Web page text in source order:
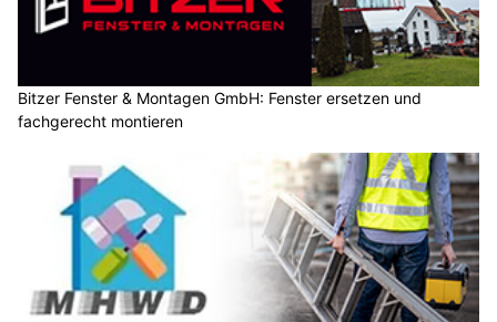
Bitzer Fenster & Montagen GmbH: Fenster ersetzen und
fachgerecht montieren